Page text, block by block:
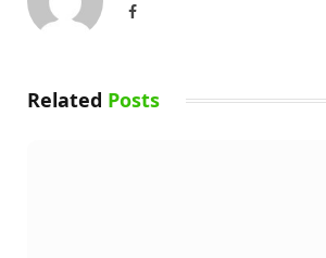
Facebook
Related Posts